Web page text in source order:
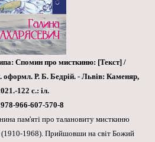
Спомин про мисткиню: [Текст] /
оформл. Р. Б. Бедрій. - Львів: Каменяр,
122 с.: іл.
966-607-570-8
пам'яті про талановиту мисткиню
1968). Прийшовши на світ Божий